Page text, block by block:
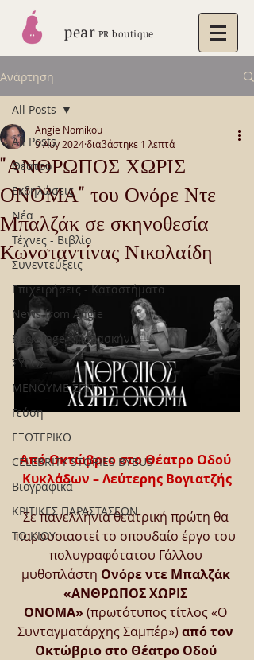
pear PR boutique
Ανάρτηση
All Posts
Θέατρο
Εκδηλώσεις
Νέα
Τέχνες - Βιβλίο
Συνεντεύξεις
Επιχειρήσεις - Καταστήματα
News from Angie
Backstage - Παρασκήνια
ΣΥΡΟΣ
ΜΕΝΟΥΜΕ ΣΠΙΤΙ
Γεύση
ΕΞΩΤΕΡΙΚΟ
CELEBRITY STORIES BYBUS
Βιογραφικά
ΚΡΙΤΙΚΕΣ ΠΑΡΑΣΤΑΣΕΩΝ
ΤΟ ΚΙΟΥ
All Posts
"ΑΝΘΡΩΠΟΣ ΧΩΡΙΣ
ΟΝΟΜΑ" του Ονόρε Ντε
Μπαλζάκ σε σκηνοθεσία
Κωνσταντίνας Νικολαίδη
Angie Nomikou
9 Αυγ 2024διαβάστηκε 1 λεπτά
Από Οκτώβριο στο Θέατρο Οδού
Κυκλάδων – Λεύτερης Βογιατζής
Σε πανελλήνια θεατρική πρώτη θα
παρουσιαστεί το σπουδαίο έργο του
πολυγραφότατου Γάλλου
μυθοπλάστη Ονόρε ντε Μπαλζάκ
«ΑΝΘΡΩΠΟΣ ΧΩΡΙΣ
ΟΝΟΜΑ» (πρωτότυπος τίτλος «Ο
Συνταγματάρχης Σαμπέρ») από τον
Οκτώβριο στο Θέατρο Οδού